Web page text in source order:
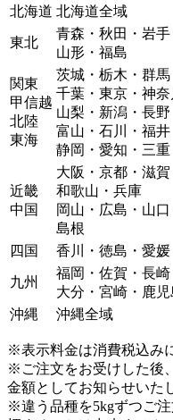
北海道 北海道全域
東北
青森・秋田・岩
山形・福島
関東
甲信越
北陸
東海
茨城・栃木・群馬
千葉・東京・神奈
山梨・新潟・長野
富山・石川・福井
静岡・愛知・三
近畿
中国
大阪・京都・滋賀
和歌山・兵庫
岡山・広島・山口
島根
四国 香川・徳島・愛媛
九州
福岡・佐賀・長
大分・宮崎・鹿児
沖縄 沖縄全域
※表示料金は消費税込み
※ご注文をお受けした後
金額としてお知らせいた
※違う品種を5kgずつご